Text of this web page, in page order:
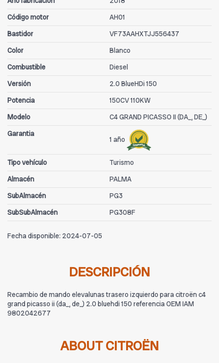
Código motor
AH01
Bastidor
VF73AAHXTJJ556437
Color
Blanco
Combustible
Diesel
Versión
2.0 BlueHDi 150
Potencia
150CV 110KW
Modelo
C4 GRAND PICASSO II (DA_, DE_)
Garantia
1 año
Tipo vehículo
Turismo
Almacén
PALMA
SubAlmacén
PG3
SubSubAlmacén
PG308F
Fecha disponible: 2024-07-05
DESCRIPCIÓN
Recambio de mando elevalunas trasero izquierdo para citroën c4
grand picasso ii (da_, de_) 2.0 bluehdi 150 referencia OEM IAM
9802042677
ABOUT CITROËN